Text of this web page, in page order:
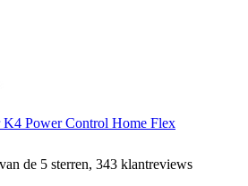
Power Control Home Flex
de 5 sterren, 343 klantreviews